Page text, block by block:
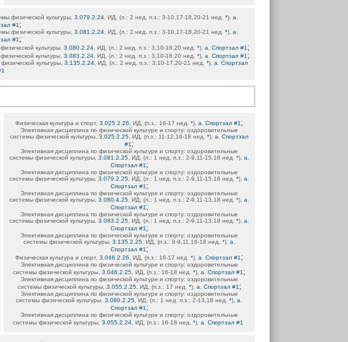
физической культуры, 3.079.2.24 , ИД, (л.: 2 нед. п.з.: 3-10,17-18,20-21 нед. *), а.
#1 ;
физической культуры, 3.081.2.24 , ИД, (л.: 2 нед. п.з.: 3-10,17-18,20-21 нед. *), а.
#1 ;
культуры, 3.080.2.24, ИД, (л.: 2 нед. п.з.: 3,10-18,20 нед. *), а. Спортзал #1 ;
культуры, 3.083.2.24, ИД, (л.: 2 нед. п.з.: 3,10-18,20 нед. *), а. Спортзал #1 ;
культуры, 3.135.2.24 , ИД, (л.: 2 нед. п.з.: 3,10-17,20-21 нед. *), а. Спортзал
Физическая культура и спорт, 3.025.2.26 , ИД, (п.з.: 16-17 нед. *), а. Спортзал #1 ;
Элективная дисциплина по физической культуре и спорту: оздоровительные
системы физической культуры, 3.025.2.25, ИД, (п.з.: 11-12,16-18 нед. *), а. Спортзал
#1 ;
Элективная дисциплина по физической культуре и спорту: оздоровительные
системы физической культуры, 3.081.2.25, ИД, (л.: 1 нед. п.з.: 2-9,11-15,18 нед. *), а.
Спортзал #1 ;
Элективная дисциплина по физической культуре и спорту: оздоровительные
системы физической культуры, 3.079.2.25, ИД, (л.: 1 нед. п.з.: 2-9,11-15,18 нед. *), а.
Спортзал #1 ;
Элективная дисциплина по физической культуре и спорту: оздоровительные
системы физической культуры, 3.080.4.25, ИД, (л.: 1 нед. п.з.: 2-9,11-13,18 нед. *), а.
Спортзал #1 ;
Элективная дисциплина по физической культуре и спорту: оздоровительные
системы физической культуры, 3.083.2.25, ИД, (л.: 1 нед. п.з.: 2-9,11-13,18 нед. *), а.
Спортзал #1 ;
Элективная дисциплина по физической культуре и спорту: оздоровительные
системы физической культуры, 3.135.2.25, ИД, (п.з.: 8-9,11,16-18 нед. *), а.
Спортзал #1 ;
Физическая культура и спорт, 3.046.2.26 , ИД, (п.з.: 16-17 нед. *), а. Спортзал #1 ;
Элективная дисциплина по физической культуре и спорту: оздоровительные
системы физической культуры, 3.046.2.25 , ИД, (п.з.: 16-18 нед. *), а. Спортзал #1 ;
Элективная дисциплина по физической культуре и спорту: оздоровительные
системы физической культуры, 3.055.2.25, ИД, (п.з.: 17 нед. *), а. Спортзал #1 ;
Элективная дисциплина по физической культуре и спорту: оздоровительные
системы физической культуры, 3.080.2.25 , ИД, (л.: 1 нед. п.з.: 2-13,18 нед. *), а.
Спортзал #1 ;
Элективная дисциплина по физической культуре и спорту: оздоровительные
системы физической культуры, 3.055.2.24 , ИД, (п.з.: 16-18 нед. *), а. Спортзал #1